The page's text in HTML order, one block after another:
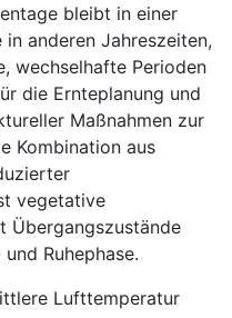
bleibt in einer
anderen Jahreszeiten,
wechselhafte Perioden
die Ernteplanung und
Maßnahmen zur
Kombination aus
vegetative
Übergangszustände
Ruhephase.
Lufttemperatur